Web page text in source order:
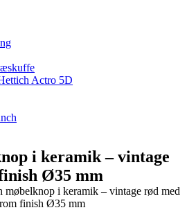
Actro 5D
i keramik – vintage
Ø35 mm
møbelknop i keramik – vintage rød med
finish Ø35 mm